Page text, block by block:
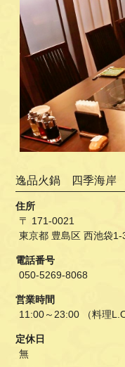
逸品火鍋 四季海岸
住所
〒 171-0021
東京都 豊島区 西池袋
電話番号
050-5269-8068
営業時間
11:00～23:00 （料理
定休日
無